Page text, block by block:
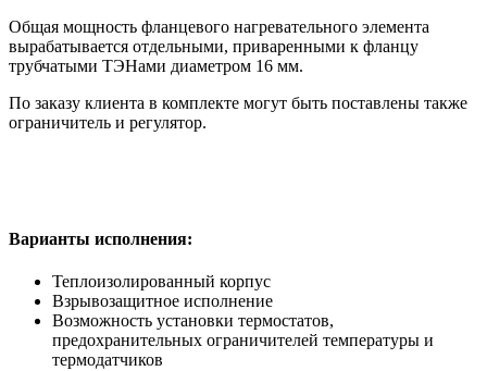
Общая мощность фланцевого нагревательного элемента
вырабатывается отдельными, приваренными к фланцу
трубчатыми ТЭНами диаметром 16 мм.
По заказу клиента в комплекте могут быть поставлены также
ограничитель и регулятор.
Варианты исполнения:
Теплоизолированный корпус
Взрывозащитное исполнение
Возможность установки термостатов,
предохранительных ограничителей температуры и
термодатчиков